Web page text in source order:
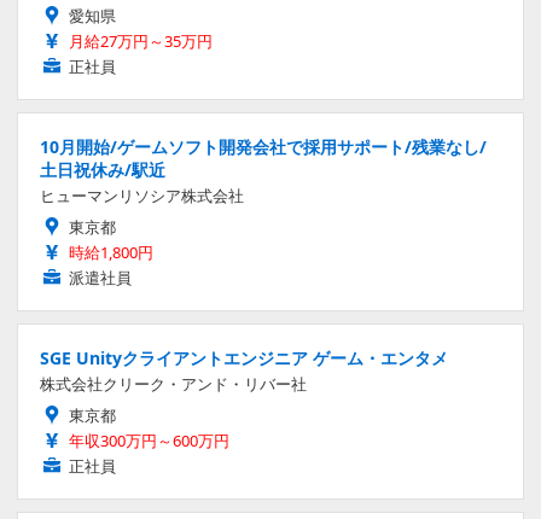
愛知県
月給27万円～35万円
正社員
10月開始/ゲームソフト開発会社で採用サポート/残業なし/
土日祝休み/駅近
ヒューマンリソシア株式会社
東京都
時給1,800円
派遣社員
SGE Unityクライアントエンジニア ゲーム・エンタメ
株式会社クリーク・アンド・リバー社
東京都
年収300万円～600万円
正社員